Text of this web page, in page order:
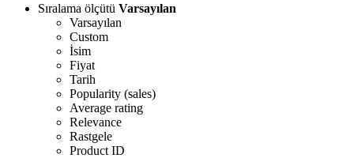
Sıralama ölçütü Varsayılan
Varsayılan
Custom
İsim
Fiyat
Tarih
Popularity (sales)
Average rating
Relevance
Rastgele
Product ID